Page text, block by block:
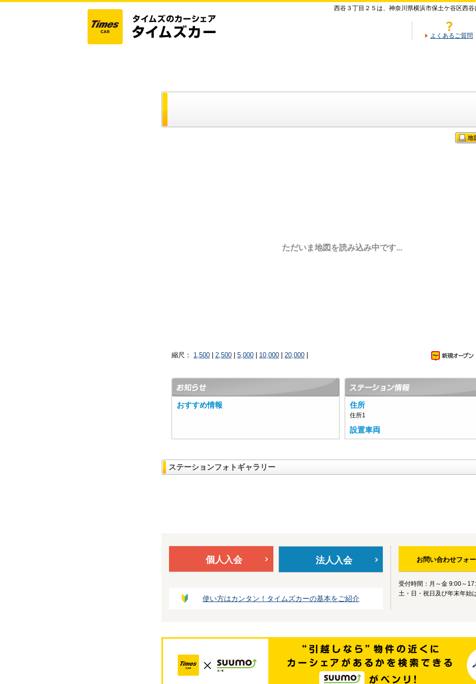
西谷３丁目２５は、神奈川県横浜市保土ケ谷区西
よくあるご質問
ただいま地図を読み込み中です...
縮尺： 1,500 2,500 5,000 10,000 20,000
おすすめ情報 住所
住所1
設置車両
ステーションフォトギャラリー
個人入会 法人入会
使い方はカンタン！タイムズカーの基本をご紹介
お問い合わせフォ
受付時間：月～金 9:00～
土・日・祝日及び年末年始